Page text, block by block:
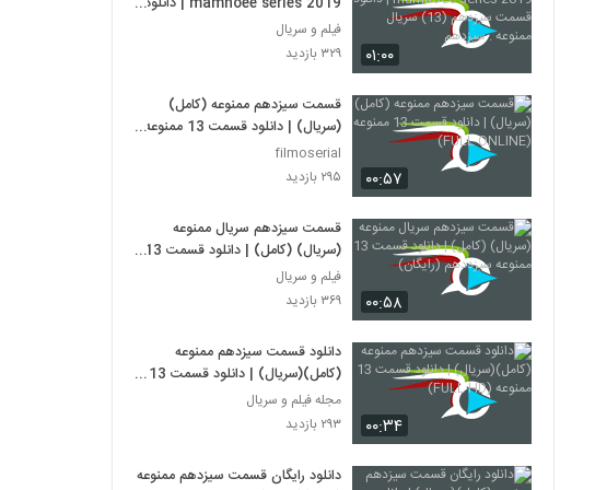
۰۱:۰۰
. سیزدهم
فیلم و سریال
۳۲۹ بازدید
۰۰:۵۷
قسمت سیزدهم ممنوعه (کامل)
(سریال) | دانلود قسمت 13 ممنوعه
(FULL ONLINE)
filmoserial
۲۹۵ بازدید
۰۰:۵۸
قسمت سیزدهم سریال ممنوعه
(سریال) (کامل) | دانلود قسمت 13
ممنوعه سیزددهم (رایگان)
فیلم و سریال
۳۶۹ بازدید
۰۰:۳۴
دانلود قسمت سیزدهم ممنوعه
(کامل)(سریال) | دانلود قسمت 13
ممنوعه (FULL HD)
مجله فیلم و سریال
۲۹۳ بازدید
دانلود رایگان قسمت سیزدهم ممنوعه